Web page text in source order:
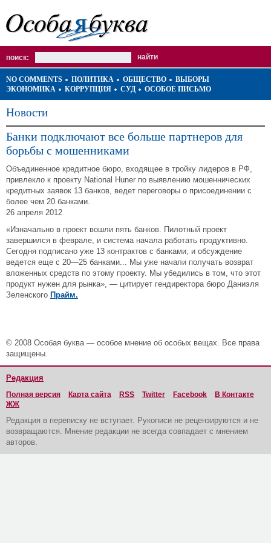
поиск:
NO COMMENTS ПОЛИТИКА ОБЩЕСТВО
ВЫБОРЫ
ЭКОНОМИКА
КОРРУПЦИЯ СУД ОСОБОЕ ПИСЬМО
Новости
Банки подключают все больше партнеров для
борьбы с мошенниками
Объединенное кредитное бюро, входящее в тройку лидеров в РФ,
привлекло к проекту National Huner по выявлению мошеннических
кредитных заявок 13 банков, ведет переговоры о присоединении с
более чем 20 банками.
26 апреля 2012
«Изначально в проект вошли пять банков. Пилотный проект
завершился в феврале, и система начала работать продуктивно.
Сегодня подписано уже 13 контрактов с банками, и обсуждение
ведется еще с 20—25 банками... Мы уже начали получать возврат
вложенных средств по этому проекту. Мы убедились в том, что этот
продукт нужен для рынка», — цитирует гендиректора бюро Даниэля
Зеленского Прайм.
© 2008 Особая буква — особое мнение об особых вещах. Все права
защищены.
Редакция
Полная версия Карта сайта RSS Twitter Facebook
В Контакте
ЖЖ
Редакция в переписку не вступает. Рукописи не рецензируются и не
возвращаются. Мнение редакции не всегда совпадает с мнением
авторов.